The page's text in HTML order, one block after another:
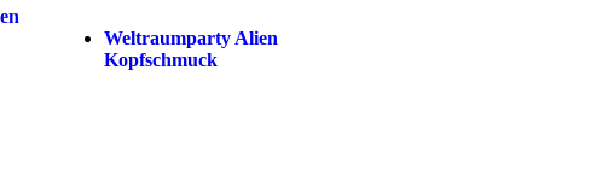
Weltraumparty Alien
Kopfschmuck